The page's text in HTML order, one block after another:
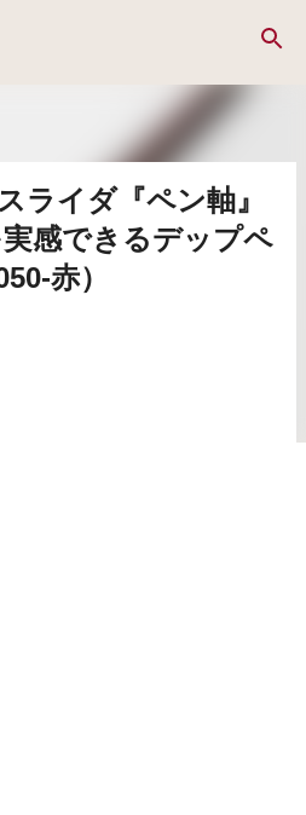
ン コンテンツに移動
ライダ『ペン軸』
感できるデップペ
赤）